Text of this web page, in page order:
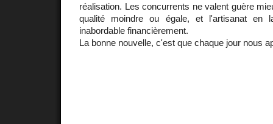
réalisation. Les concurrents ne valent guère
qualité moindre ou égale, et l'artisanat en
inabordable financièrement.
La bonne nouvelle, c'est que chaque jour nous